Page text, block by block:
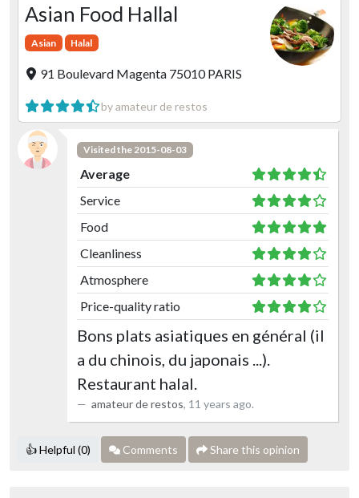
Asian Food Hallal
Asian Halal
91 Boulevard Magenta 75010 PARIS
by amateur de restos
Visited the 2015-08-03
Average
Service
Food
Cleanliness
Atmosphere
Price-quality ratio
Bons plats asiatiques en général (il
a du chinois, du japonais ...).
Restaurant halal.
amateur de restos, 11 years ago.
👍 Helpful (0) Comments Share this opinion